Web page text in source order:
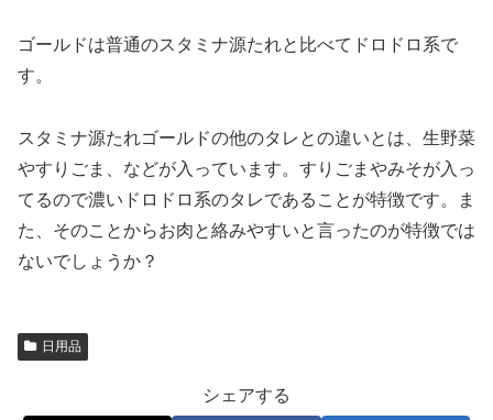
ゴールドは普通のスタミナ源たれと比べてドロドロ系で
す。
スタミナ源たれゴールドの他のタレとの違いとは、生野菜
やすりごま、などが入っています。すりごまやみそが入っ
てるので濃いドロドロ系のタレであることが特徴です。ま
た、そのことからお肉と絡みやすいと言ったのが特徴では
ないでしょうか？
日用品
シェアする